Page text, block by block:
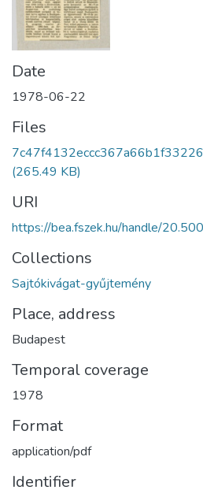
Date
1978-06-22
Files
(265.49 KB)
URI
https://bea.fszek.hu/handle/
Collections
Sajtókivágat-gyűjtemény
Place, address
Budapest
Temporal coverage
1978
Format
application/pdf
Identifier